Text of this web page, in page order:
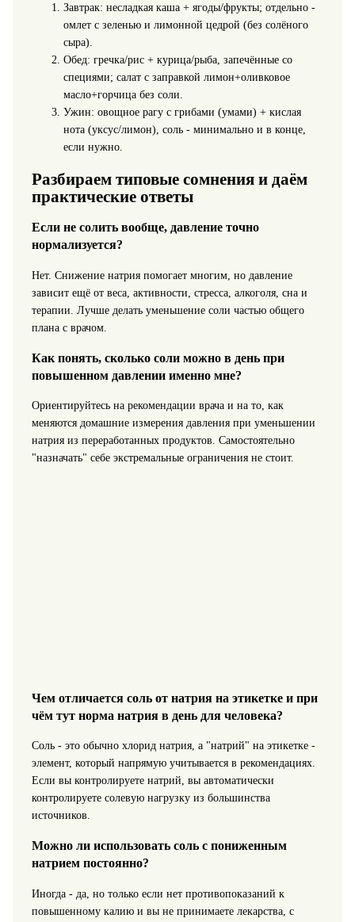
Завтрак: несладкая каша + ягоды/фрукты; отдельно -
омлет с зеленью и лимонной цедрой (без солёного
сыра).
Обед: гречка/рис + курица/рыба, запечённые со
специями; салат с заправкой лимон+оливковое
масло+горчица без соли.
Ужин: овощное рагу с грибами (умами) + кислая
нота (уксус/лимон), соль - минимально и в конце,
если нужно.
Разбираем типовые сомнения и даём
практические ответы
Если не солить вообще, давление точно
нормализуется?
Нет. Снижение натрия помогает многим, но давление
зависит ещё от веса, активности, стресса, алкоголя, сна и
терапии. Лучше делать уменьшение соли частью общего
плана с врачом.
Как понять, сколько соли можно в день при
повышенном давлении именно мне?
Ориентируйтесь на рекомендации врача и на то, как
меняются домашние измерения давления при уменьшении
натрия из переработанных продуктов. Самостоятельно
"назначать" себе экстремальные ограничения не стоит.
Чем отличается соль от натрия на этикетке и при
чём тут норма натрия в день для человека?
Соль - это обычно хлорид натрия, а "натрий" на этикетке -
элемент, который напрямую учитывается в рекомендациях.
Если вы контролируете натрий, вы автоматически
контролируете солевую нагрузку из большинства
источников.
Можно ли использовать соль с пониженным
натрием постоянно?
Иногда - да, но только если нет противопоказаний к
повышенному калию и вы не принимаете лекарства, с